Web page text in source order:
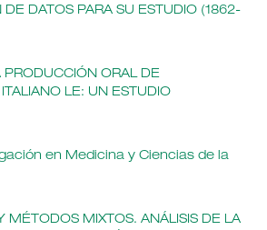
DE DATOS PARA SU ESTUDIO (1862-
PRODUCCIÓN ORAL DE
LE: UN ESTUDIO
en Medicina y Ciencias de la
MÉTODOS MIXTOS. ANÁLISIS DE LA